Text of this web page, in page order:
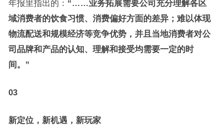
年报里指出的： “……业务拓展需要公司充分理解各区
域消费者的饮食习惯、消费偏好方面的差异；难以体现
物流配送和规模经济等竞争优势，并且当地消费者对公
司品牌和产品的认知、理解和接受均需要一定的时
间。 ”
03
新定位，新机遇，新玩家